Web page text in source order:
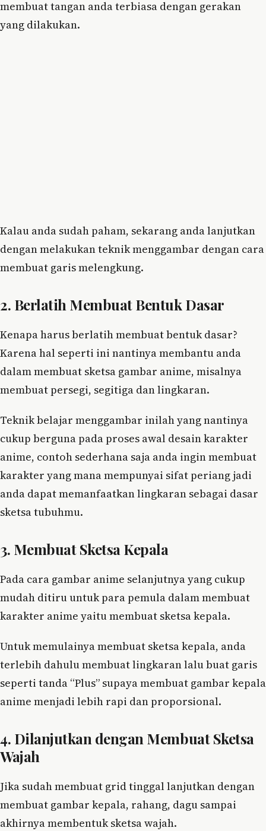
membuat tangan anda terbiasa dengan gerakan
yang dilakukan.
Kalau anda sudah paham, sekarang anda lanjutkan
dengan melakukan teknik menggambar dengan cara
membuat garis melengkung.
2. Berlatih Membuat Bentuk Dasar
Kenapa harus berlatih membuat bentuk dasar?
Karena hal seperti ini nantinya membantu anda
dalam membuat sketsa gambar anime, misalnya
membuat persegi, segitiga dan lingkaran.
Teknik belajar menggambar inilah yang nantinya
cukup berguna pada proses awal desain karakter
anime, contoh sederhana saja anda ingin membuat
karakter yang mana mempunyai sifat periang jadi
anda dapat memanfaatkan lingkaran sebagai dasar
sketsa tubuhmu.
3. Membuat Sketsa Kepala
Pada cara gambar anime selanjutnya yang cukup
mudah ditiru untuk para pemula dalam membuat
karakter anime yaitu membuat sketsa kepala.
Untuk memulainya membuat sketsa kepala, anda
terlebih dahulu membuat lingkaran lalu buat garis
seperti tanda “Plus” supaya membuat gambar kepala
anime menjadi lebih rapi dan proporsional.
4. Dilanjutkan dengan Membuat Sketsa
Wajah
Jika sudah membuat grid tinggal lanjutkan dengan
membuat gambar kepala, rahang, dagu sampai
akhirnya membentuk sketsa wajah.